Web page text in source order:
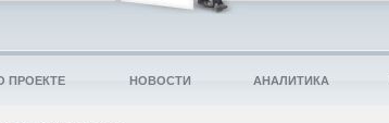
ПРОЕКТЕ НОВОСТИ АНАЛИТИКА